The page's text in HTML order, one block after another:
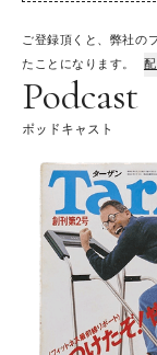
ご登録頂くと、弊社の
たことになります。
Podcast
ポッドキャスト